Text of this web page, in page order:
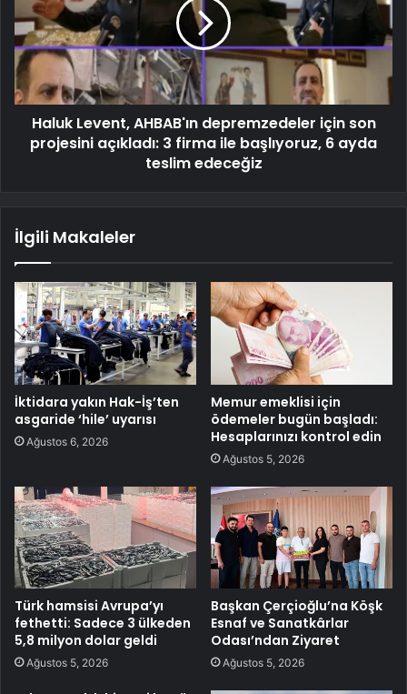
Haluk Levent, AHBAB'ın depremzedeler için son
projesini açıkladı: 3 firma ile başlıyoruz, 6 ayda
teslim edeceğiz
İlgili Makaleler
İktidara yakın Hak-İş’ten
asgaride ‘hile’ uyarısı
Ağustos 6, 2026
Memur emeklisi için
ödemeler bugün başladı:
Hesaplarınızı kontrol edin
Ağustos 5, 2026
Türk hamsisi Avrupa’yı
fethetti: Sadece 3 ülkeden
5,8 milyon dolar geldi
Ağustos 5, 2026
Başkan Çerçioğlu’na Köşk
Esnaf ve Sanatkârlar
Odası’ndan Ziyaret
Ağustos 5, 2026